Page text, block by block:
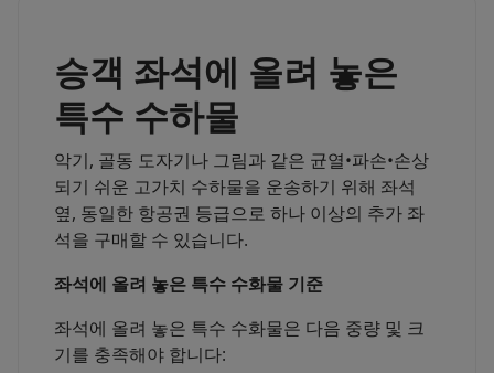
승객 좌석에 올려 놓은
특수 수하물
악기, 골동 도자기나 그림과 같은 균열•파손•손상
되기 쉬운 고가치 수하물을 운송하기 위해 좌석
옆, 동일한 항공권 등급으로 하나 이상의 추가 좌
석을 구매할 수 있습니다.
좌석에 올려 놓은 특수 수화물 기준
좌석에 올려 놓은 특수 수화물은 다음 중량 및 크
기를 충족해야 합니다: